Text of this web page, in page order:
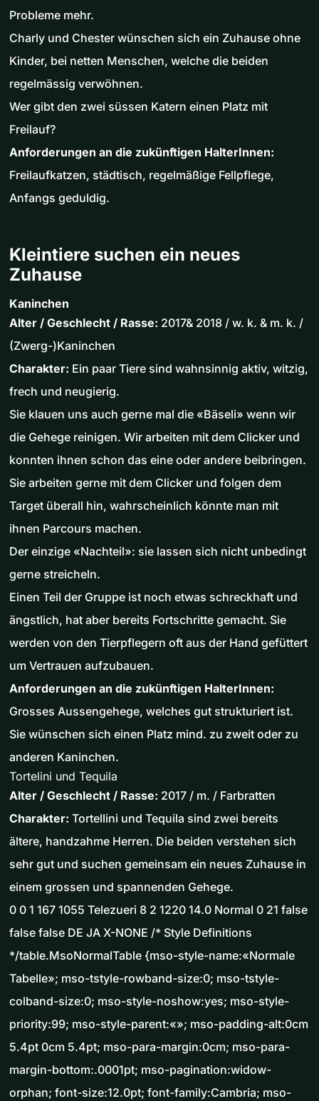
Probleme mehr.
Charly und Chester wünschen sich ein Zuhause ohne
Kinder, bei netten Menschen, welche die beiden
regelmässig verwöhnen.
Wer gibt den zwei süssen Katern einen Platz mit
Freilauf?
Anforderungen an die zukünftigen HalterInnen:
Freilaufkatzen, städtisch, regelmäßige Fellpflege,
Anfangs geduldig.
Kleintiere suchen ein neues
Zuhause
Kaninchen
Alter / Geschlecht / Rasse: 2017& 2018 / w. k. & m. k. /
(Zwerg-)Kaninchen
Charakter: Ein paar Tiere sind wahnsinnig aktiv, witzig,
frech und neugierig.
Sie klauen uns auch gerne mal die «Bäseli» wenn wir
die Gehege reinigen. Wir arbeiten mit dem Clicker und
konnten ihnen schon das eine oder andere beibringen.
Sie arbeiten gerne mit dem Clicker und folgen dem
Target überall hin, wahrscheinlich könnte man mit
ihnen Parcours machen.
Der einzige «Nachteil»: sie lassen sich nicht unbedingt
gerne streicheln.
Einen Teil der Gruppe ist noch etwas schreckhaft und
ängstlich, hat aber bereits Fortschritte gemacht. Sie
werden von den Tierpflegern oft aus der Hand gefüttert
um Vertrauen aufzubauen.
Anforderungen an die zukünftigen HalterInnen:
Grosses Aussengehege, welches gut strukturiert ist.
Sie wünschen sich einen Platz mind. zu zweit oder zu
anderen Kaninchen.
Tortelini und Tequila
Alter / Geschlecht / Rasse: 2017 / m. / Farbratten
Charakter: Tortellini und Tequila sind zwei bereits
ältere, handzahme Herren. Die beiden verstehen sich
sehr gut und suchen gemeinsam ein neues Zuhause in
einem grossen und spannenden Gehege.
0 0 1 167 1055 Telezueri 8 2 1220 14.0 Normal 0 21 false
false false DE JA X-NONE /* Style Definitions
*/table.MsoNormalTable {mso-style-name:«Normale
Tabelle»; mso-tstyle-rowband-size:0; mso-tstyle-
colband-size:0; mso-style-noshow:yes; mso-style-
priority:99; mso-style-parent:«»; mso-padding-alt:0cm
5.4pt 0cm 5.4pt; mso-para-margin:0cm; mso-para-
margin-bottom:.0001pt; mso-pagination:widow-
orphan; font-size:12.0pt; font-family:Cambria; mso-